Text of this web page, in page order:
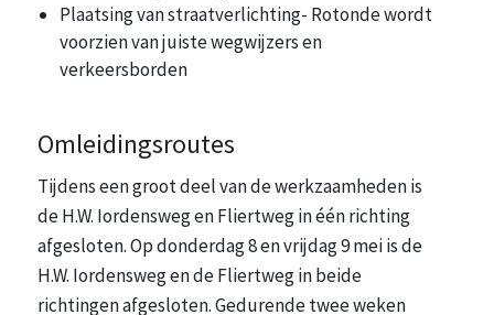
Plaatsing van straatverlichting- Rotonde wordt
voorzien van juiste wegwijzers en
verkeersborden
Omleidingsroutes
Tijdens een groot deel van de werkzaamheden is
de H.W. Iordensweg en Fliertweg in één richting
afgesloten. Op donderdag 8 en vrijdag 9 mei is de
H.W. Iordensweg en de Fliertweg in beide
richtingen afgesloten. Gedurende twee weken